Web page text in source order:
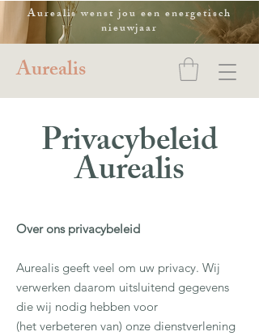
Aurealis wenst jou een energetisch
nieuwjaar
Aurealis
Privacybeleid
Aurealis
Over ons privacybeleid
Aurealis geeft veel om uw privacy. Wij
verwerken daarom uitsluitend gegevens
die wij nodig hebben voor
(het verbeteren van) onze dienstverlening